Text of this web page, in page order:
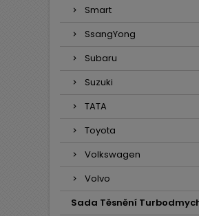
Smart
SsangYong
Subaru
Suzuki
TATA
Toyota
Volkswagen
Volvo
Sada Těsnění